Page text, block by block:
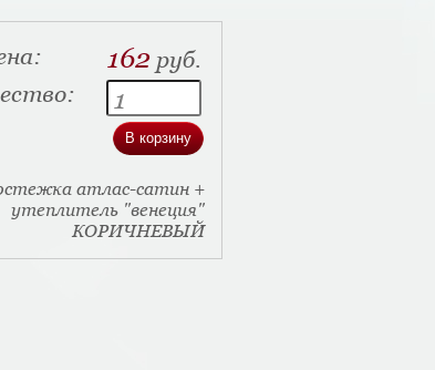
162 руб.
атлас-сатин +
утеплитель "венеция"
КОРИЧНЕВЫЙ